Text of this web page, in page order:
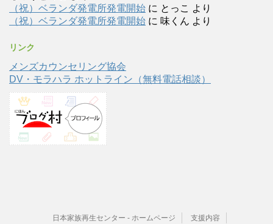
（祝）ベランダ発電所発電開始 に とっこ より
（祝）ベランダ発電所発電開始 に 味くん より
リンク
メンズカウンセリング協会
DV・モラハラ ホットライン（無料電話相談）
日本家族再生センター - ホームページ
支援内容